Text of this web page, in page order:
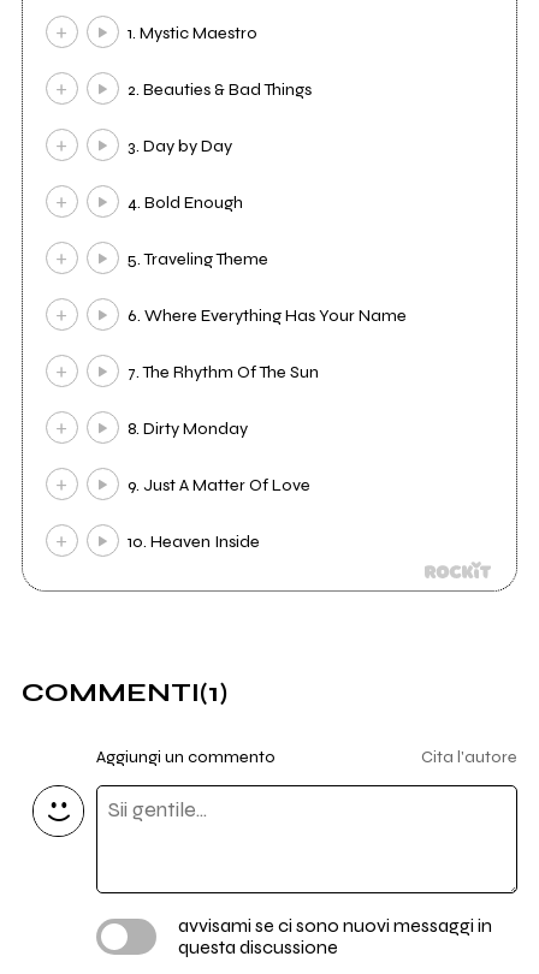
1. Mystic Maestro
2. Beauties & Bad Things
3. Day by Day
4. Bold Enough
5. Traveling Theme
6. Where Everything Has Your Name
7. The Rhythm Of The Sun
8. Dirty Monday
9. Just A Matter Of Love
10. Heaven Inside
COMMENTI(1)
Aggiungi un commento Cita l'autore
avvisami se ci sono nuovi messaggi in
questa discussione